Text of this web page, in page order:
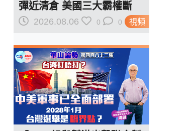
視頻
彈近清倉 美國三大霸權斷
二？軍事崩 經濟損
2026.08.06 0 0